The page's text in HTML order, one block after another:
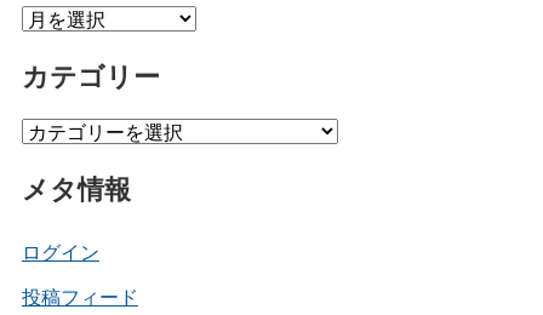
ア
カ
ブ
カテゴリー
カ
ゴ
ー
メタ情報
ログイン
投稿フィード